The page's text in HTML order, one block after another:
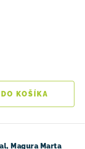
DO KOŠÍKA
Magura Marta